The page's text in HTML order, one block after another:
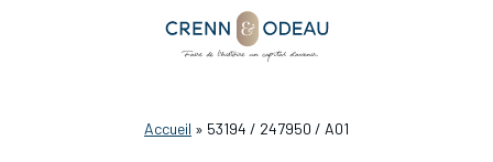
Accueil » 53194 / 247950 / A01